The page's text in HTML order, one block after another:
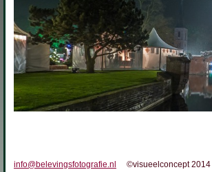
info@belevingsfotografie.nl ©visueelconcept 2014